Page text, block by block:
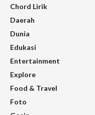
Chord Lirik
Daerah
Dunia
Edukasi
Entertainment
Explore
Food & Travel
Foto